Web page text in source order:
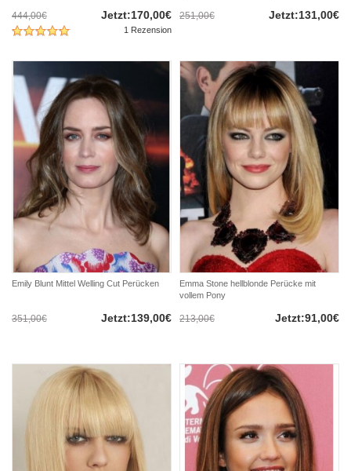
444,00€ Jetzt:170,00€
1 Rezension
251,00€ Jetzt:131,00€
Emily Blunt Mittel Welling Cut Perücken
351,00€ Jetzt:139,00€
Emma Stone hellblonde Perücke mit
vollem Pony
213,00€ Jetzt:91,00€